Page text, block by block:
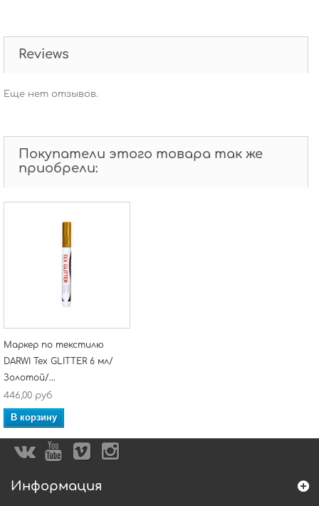
Reviews
Еще нет отзывов.
Покупатели этого товара так же
приобрели:
Маркер по текстилю
DARWI Tex GLITTER 6 мл/
Золотой/...
446,00 руб
В корзину
Информация